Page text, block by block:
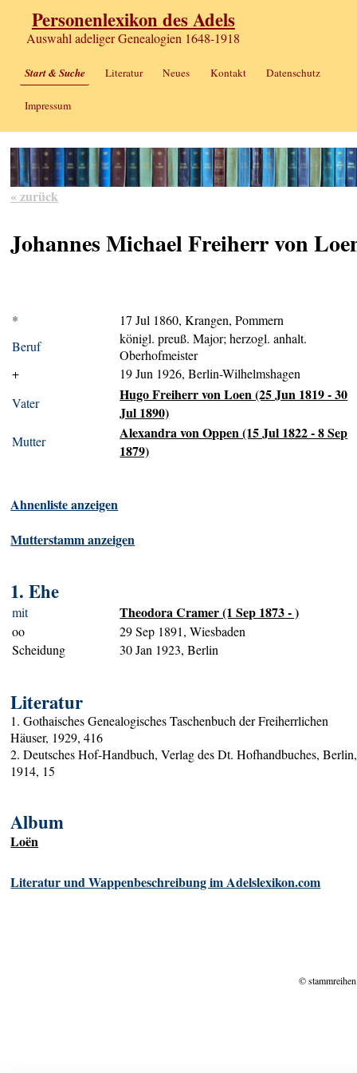
Personenlexikon des Adels
Auswahl adeliger Genealogien 1648-1918
Start & Suche Literatur Neues Kontakt Datenschutz
Impressum
« zurück
Johannes Michael Freiherr von
*
17 Jul 1860, Krangen, Pommern
Beruf
königl. preuß. Major; herzogl. anhalt.
Oberhofmeister
+
19 Jun 1926, Berlin-Wilhelmshagen
Vater
Hugo Freiherr von Loen (25 Jun 1819 - 30
Jul 1890)
Mutter
Alexandra von Oppen (15 Jul 1822 - 8 Sep
1879)
Ahnenliste anzeigen
Mutterstamm anzeigen
1. Ehe
mit Theodora Cramer (1 Sep 1873 - )
oo
29 Sep 1891, Wiesbaden
Scheidung
30 Jan 1923, Berlin
Literatur
1. Gothaisches Genealogisches Taschenbuch der Freiherrlichen
Häuser, 1929, 416
2. Deutsches Hof-Handbuch, Verlag des Dt. Hofhandbuches, Berlin,
1914, 15
Album
Loën
Literatur und Wappenbeschreibung im Adelslexikon.com
©